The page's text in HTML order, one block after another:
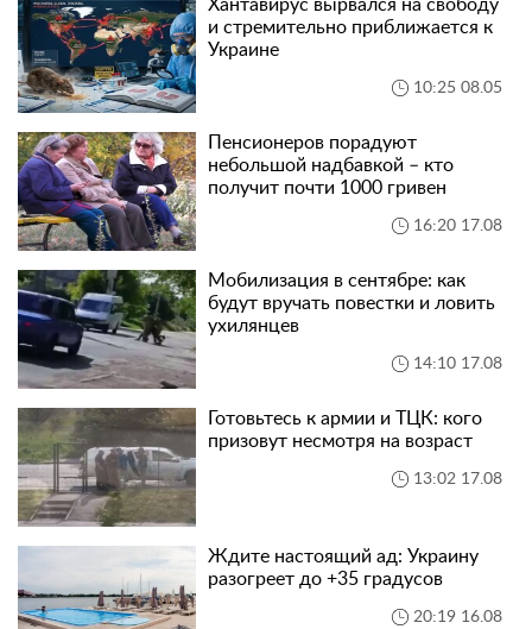
Хантавирус вырвался на свободу
и стремительно приближается к
Украине
10:25 08.05
Пенсионеров порадуют
небольшой надбавкой – кто
получит почти 1000 гривен
16:20 17.08
Мобилизация в сентябре: как
будут вручать повестки и ловить
ухилянцев
14:10 17.08
Готовьтесь к армии и ТЦК: кого
призовут несмотря на возраст
13:02 17.08
Ждите настоящий ад: Украину
разогреет до +35 градусов
20:19 16.08